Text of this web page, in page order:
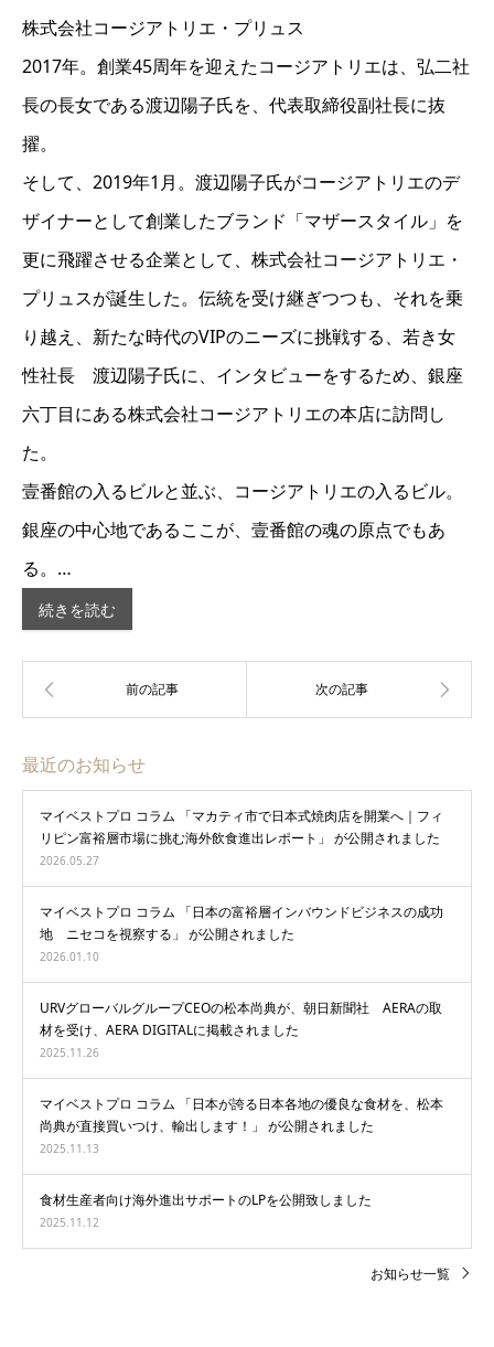
株式会社コージアトリエ・プリュス
2017年。創業45周年を迎えたコージアトリエは、弘二社
長の長女である渡辺陽子氏を、代表取締役副社長に抜
擢。
そして、2019年1月。渡辺陽子氏がコージアトリエのデ
ザイナーとして創業したブランド「マザースタイル」を
更に飛躍させる企業として、株式会社コージアトリエ・
プリュスが誕生した。伝統を受け継ぎつつも、それを乗
り越え、新たな時代のVIPのニーズに挑戦する、若き女
性社長 渡辺陽子氏に、インタビューをするため、銀座
六丁目にある株式会社コージアトリエの本店に訪問し
た。
壹番館の入るビルと並ぶ、コージアトリエの入るビル。
銀座の中心地であるここが、壹番館の魂の原点でもあ
る。…
続きを読む
最近のお知らせ
マイベストプロ コラム 「マカティ市で日本式焼肉店を開業へ｜フィ
リピン富裕層市場に挑む海外飲食進出レポート」 が公開されました
2026.05.27
マイベストプロ コラム 「日本の富裕層インバウンドビジネスの成功
地 ニセコを視察する」 が公開されました
2026.01.10
URVグローバルグループCEOの松本尚典が、朝日新聞社 AERAの取
材を受け、AERA DIGITALに掲載されました
2025.11.26
マイベストプロ コラム 「日本が誇る日本各地の優良な食材を、松本
尚典が直接買いつけ、輸出します！」 が公開されました
2025.11.13
食材生産者向け海外進出サポートのLPを公開致しました
2025.11.12
お知らせ一覧